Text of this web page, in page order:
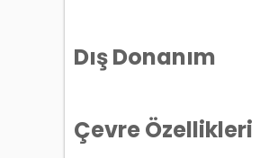
Dış Donanım
Çevre Özellikleri